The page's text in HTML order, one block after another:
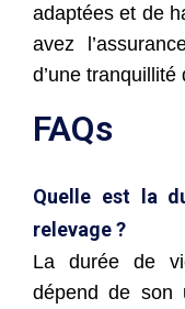
adaptées et de
avez
d’une tranquillité
FAQs
Quelle est la
relevage ?
La durée de
dépend de son